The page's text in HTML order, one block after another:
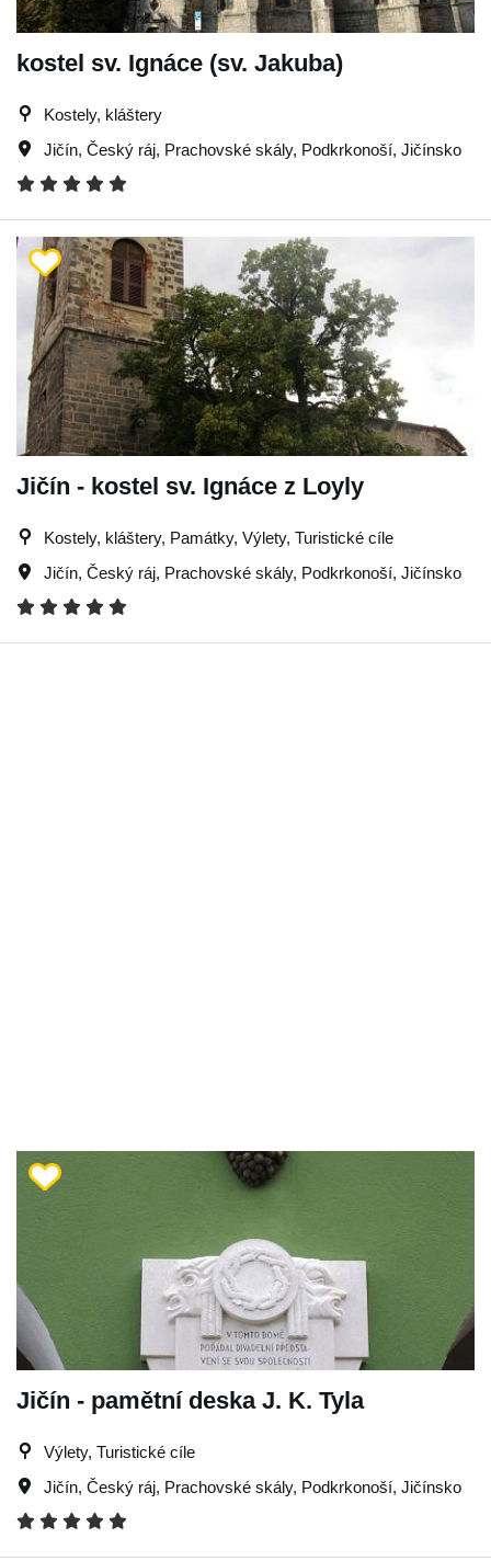
kostel sv. Ignáce (sv. Jakuba)
Kostely, kláštery
Jičín, Český ráj, Prachovské skály, Podkrkonoší, Jičínsko
Jičín - kostel sv. Ignáce z Loyly
Kostely, kláštery, Památky, Výlety, Turistické cíle
Jičín, Český ráj, Prachovské skály, Podkrkonoší, Jičínsko
Jičín - pamětní deska J. K. Tyla
Výlety, Turistické cíle
Jičín, Český ráj, Prachovské skály, Podkrkonoší, Jičínsko